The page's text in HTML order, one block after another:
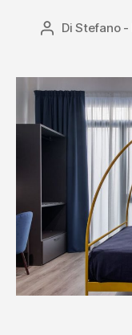
Autore
DiStefano -